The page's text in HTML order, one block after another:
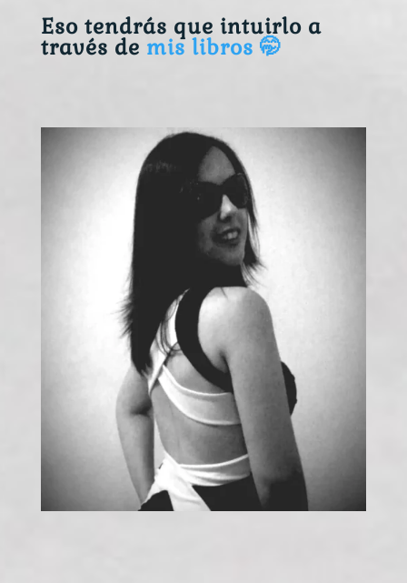
Eso tendrás que intuirlo a
través de mis libros 🤭